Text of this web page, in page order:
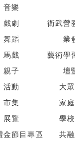
音樂
戲劇
舞蹈
馬戲
親子
活動
市集
展覽
金節目專區
衛武營
業
藝術學
壇
大
家
學
共